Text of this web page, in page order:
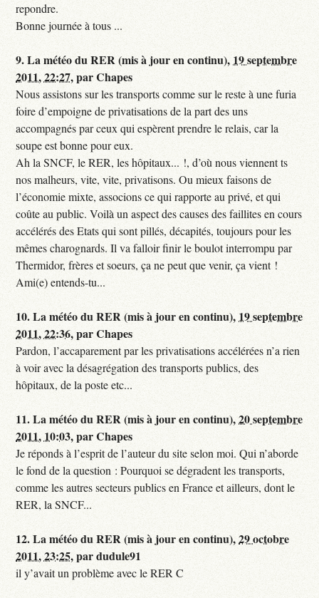
repondre.
Bonne journée à tous ...
9.La météo du RER (mis à jour en continu), 19 septembre
2011, 22:27,parChapes
Nous assistons sur les transports comme sur le reste à une furia
foire d’empoigne de privatisations de la part des uns
accompagnés par ceux qui espèrent prendre le relais, car la
soupe est bonne pour eux.
Ah la SNCF, le RER, les hôpitaux... !, d’où nous viennent ts
nos malheurs, vite, vite, privatisons. Ou mieux faisons de
l’économie mixte, associons ce qui rapporte au privé, et qui
coûte au public. Voilà un aspect des causes des faillites en cours
accélérés des Etats qui sont pillés, décapités, toujours pour les
mêmes charognards. Il va falloir finir le boulot interrompu par
Thermidor, frères et soeurs, ça ne peut que venir, ça vient !
Ami(e) entends-tu...
10.La météo du RER (mis à jour en continu), 19 septembre
2011, 22:36,parChapes
Pardon, l’accaparement par les privatisations accélérées n’a rien
à voir avec la désagrégation des transports publics, des
hôpitaux, de la poste etc...
11.La météo du RER (mis à jour en continu),20 septembre
2011, 10:03,parChapes
Je réponds à l’esprit de l’auteur du site selon moi. Qui n’aborde
le fond de la question : Pourquoi se dégradent les transports,
comme les autres secteurs publics en France et ailleurs, dont le
RER, la SNCF...
12.La météo du RER (mis à jour en continu),29 octobre
2011, 23:25,pardudule91
il y’avait un problème avec le RER C